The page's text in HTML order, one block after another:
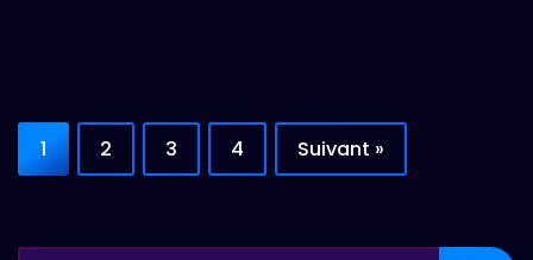
1 2 3 4 Suivant »